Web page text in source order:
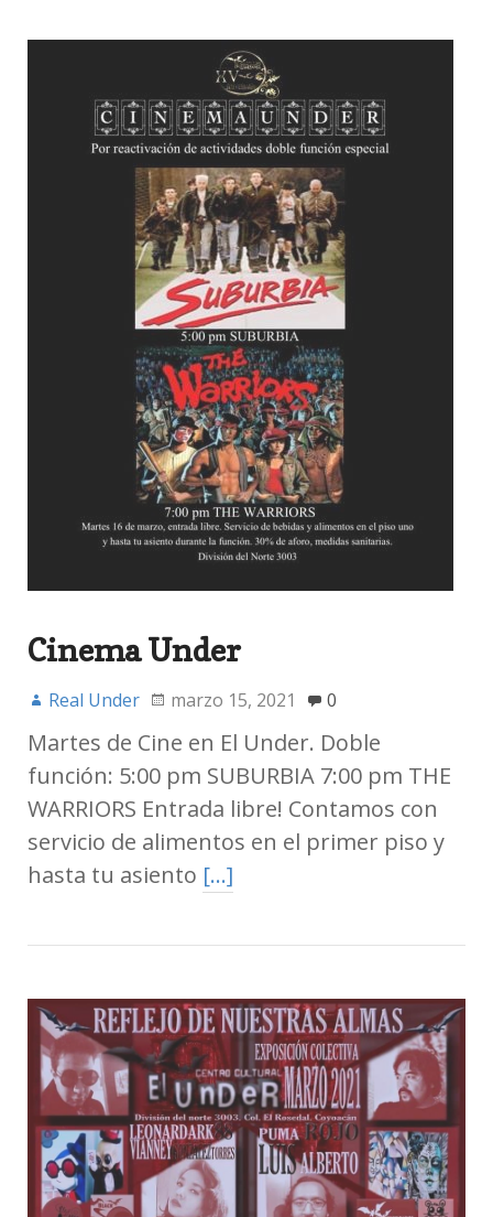
Cinema Under
Real Under marzo 15, 2021 0
Martes de Cine en El Under. Doble
función: 5:00 pm SUBURBIA 7:00 pm THE
WARRIORS Entrada libre! Contamos con
servicio de alimentos en el primer piso y
hasta tu asiento […]